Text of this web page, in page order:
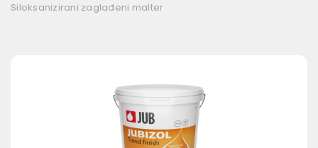
Siloksanizirani zaglađeni malter